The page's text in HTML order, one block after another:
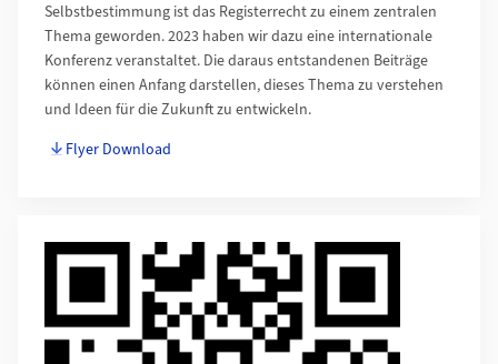
Selbstbestimmung ist das Registerrecht zu einem zentralen
Thema geworden. 2023 haben wir dazu eine internationale
Konferenz veranstaltet. Die daraus entstandenen Beiträge
können einen Anfang darstellen, dieses Thema zu verstehen
und Ideen für die Zukunft zu entwickeln.
Flyer Download